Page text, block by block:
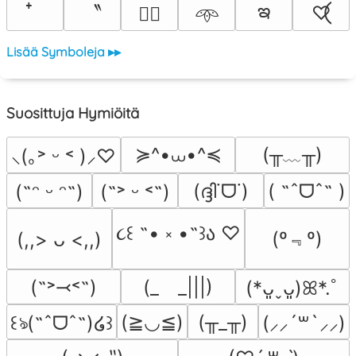
〝
♡⃕ 𖥸 ఇ ♡⃝
Lisää Symboleja ▸▸
Suosittuja Hymiöitä
⸜(｡˃ ᵕ ˂ )⸝♡ ≽^•⩊•^≼
(╥﹏╥)
(˶ᵔ ᵕ ᵔ˶)
(˶˃ ᵕ ˂˶) (ദ്ദി˙ᗜ˙) ( ˶ˆᗜˆ˵ )
(,,> ᴗ <,,) ૮꒰ ˶• ༝ •˶꒱ა ♡ (º﹃º)
(˶˃⤙˂˶) (_　_|||)
(*ᴗ͈ˬᴗ͈)ꕤ*.ﾟ
꒰ঌ(˶ˆᗜˆ˵)໒꒱ (≧◡≦) (╥_╥)
(⸝⸝´꒳`⸝⸝)